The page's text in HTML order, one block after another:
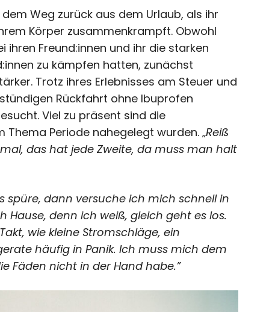
Weg zurück aus dem Urlaub, als ihr
Körper zusammenkrampft. Obwohl
Freund:innen und ihr die starken
zu kämpfen hatten, zunächst
Trotz ihres Erlebnisses am Steuer und
Rückfahrt ohne Ibuprofen
Viel zu präsent sind die
Periode nahegelegt wurden. „Reiß
das hat jede Zweite, da muss man halt
spüre, dann versuche ich mich schnell in
denn ich weiß, gleich geht es los.
wie kleine Stromschläge, ein
häufig in Panik. Ich muss mich dem
Fäden nicht in der Hand habe.”